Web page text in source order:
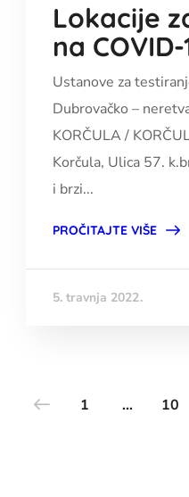
Lokacije
na COVID-
Ustanove za
Dubrovačko –
KORČULA /
Korčula, Ulica 57.
i brzi...
PROČITAJTE VIŠE
5. travnja 2022.
1 … 10